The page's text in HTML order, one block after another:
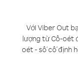
Với Viber Out
lượng từ Cô-oét
oét - số cố định